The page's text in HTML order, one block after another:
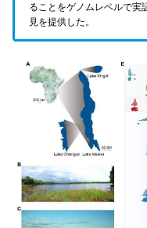
ることをゲノムレベルで実
見を提供した。